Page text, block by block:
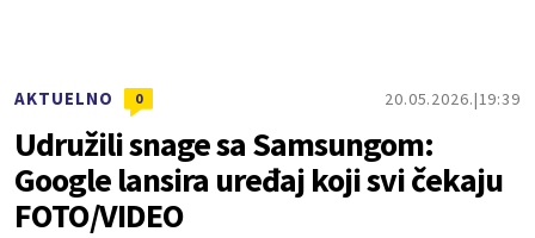
AKTUELNO 0 20.05.2026. 19:39
Udružili snage sa Samsungom:
Google lansira uređaj koji svi čekaju
FOTO/VIDEO